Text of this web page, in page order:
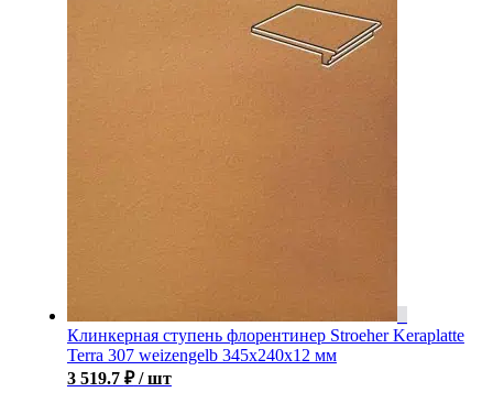
Клинкерная ступень флорентинер Stroeher Keraplatte
Terra 307 weizengelb 345х240х12 мм
3 519.7 ₽ / шт